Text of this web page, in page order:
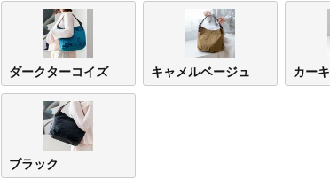
ダークターコイズ キャメルベージュ カーキ
ブラック